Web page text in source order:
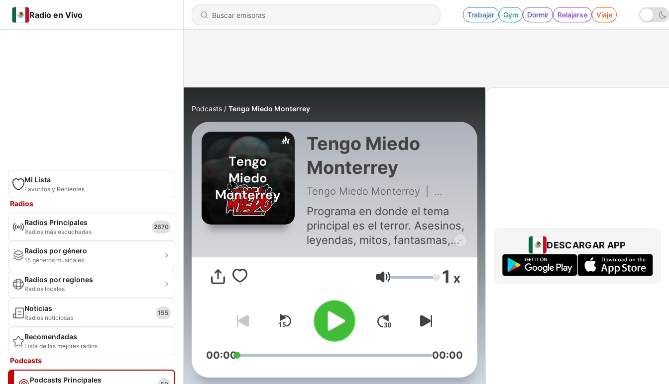
Radio en Vivo Trabajar Gym Dormir Relajarse Viaje
Mi Lista
Favoritos y Recientes
Radios
Radios Principales
Radios más escuchadas
2670
Radios por género
15 géneros musicales
Radios por regiones
Radios locales
Noticias
Radios noticiosas
155
Recomendadas
Lista de las mejores radios
Podcasts
Podcasts Principales
Podcasts Tengo Miedo Monterrey
Tengo Miedo
Monterrey
Tengo Miedo Monterrey 46 - Leyenda Urbana de Monterrey: La niña de
Programa en donde el tema
principal es el terror. Asesinos,
leyendas, mitos, fantasmas,
aparecidos, cine y todo lo que
Volumen 1 x
00:00 00:00
DESCARGAR APP